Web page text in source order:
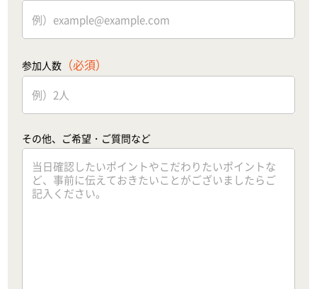
参加人数 （必須）
その他、ご希望・ご質問など